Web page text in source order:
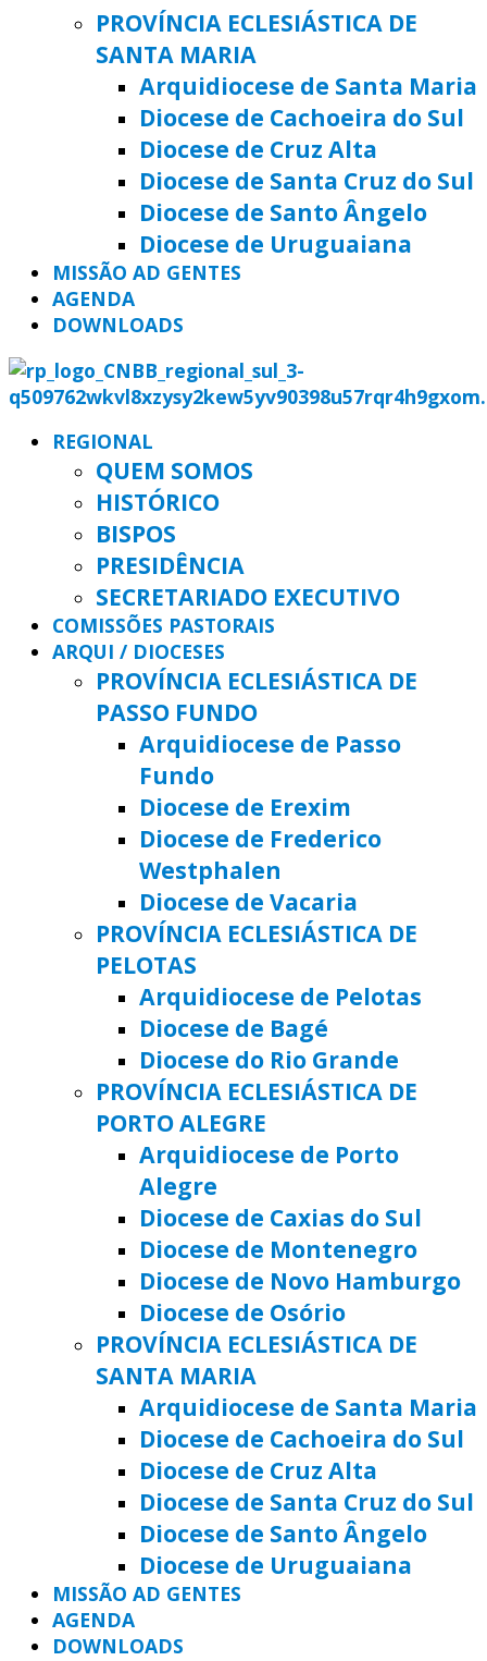
PROVÍNCIA ECLESIÁSTICA DE
SANTA MARIA
Arquidiocese de Santa Maria
Diocese de Cachoeira do Sul
Diocese de Cruz Alta
Diocese de Santa Cruz do Sul
Diocese de Santo Ângelo
Diocese de Uruguaiana
MISSÃO AD GENTES
AGENDA
DOWNLOADS
REGIONAL
QUEM SOMOS
HISTÓRICO
BISPOS
PRESIDÊNCIA
SECRETARIADO EXECUTIVO
COMISSÕES PASTORAIS
ARQUI / DIOCESES
PROVÍNCIA ECLESIÁSTICA DE
PASSO FUNDO
Arquidiocese de Passo
Fundo
Diocese de Erexim
Diocese de Frederico
Westphalen
Diocese de Vacaria
PROVÍNCIA ECLESIÁSTICA DE
PELOTAS
Arquidiocese de Pelotas
Diocese de Bagé
Diocese do Rio Grande
PROVÍNCIA ECLESIÁSTICA DE
PORTO ALEGRE
Arquidiocese de Porto
Alegre
Diocese de Caxias do Sul
Diocese de Montenegro
Diocese de Novo Hamburgo
Diocese de Osório
PROVÍNCIA ECLESIÁSTICA DE
SANTA MARIA
Arquidiocese de Santa Maria
Diocese de Cachoeira do Sul
Diocese de Cruz Alta
Diocese de Santa Cruz do Sul
Diocese de Santo Ângelo
Diocese de Uruguaiana
MISSÃO AD GENTES
AGENDA
DOWNLOADS